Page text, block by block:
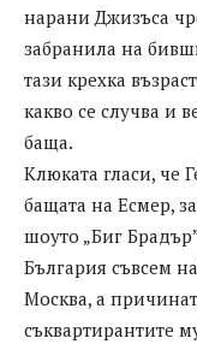
нарани Джизъса
забранила на
тази крехка
какво се случва и
баща.
Клюката гласи, че
бащата на Есмер,
шоуто „Биг
България съвсем
Москва, а
съквартирантите